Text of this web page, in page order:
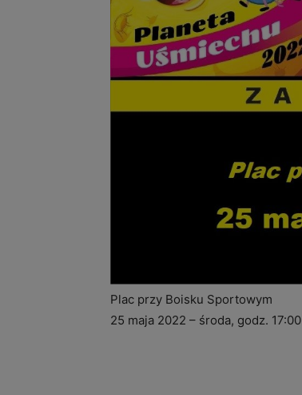
Plac przy Boisku Sportowym
25 maja 2022 – środa, godz. 17:00